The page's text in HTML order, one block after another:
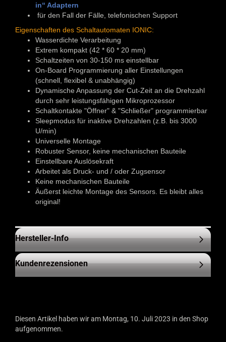
in“ Adaptern
für den Fall der Fälle, telefonischen Support
Eigenschaften des Schaltautomaten IONIC:
Wasserdichte Verarbeitung
Extrem kompakt (42 * 60 * 20 mm)
Schaltzeiten von 30-150 ms einstellbar
On-Board Programmierung aller Einstellungen
(schnell, flexibel & unabhängig)
Dynamische Anpassung der Cut-Zeit an die Drehzahl
durch sehr leistungsfähigen Mikroprozessor
Schaltkontakte "Öffner" & "Schließer" programmierbar
Sleepmodus für inaktive Drehzahlen (z.B. bis 3000
U/min)
Universelle Montage
Robuster Sensor, keine mechanischen Bauteile
Einstellbare Auslösekraft
Arbeitet als Druck- und / oder Zugsensor
Keine mechanischen Bauteile
Äußerst leichte Montage des Sensors. Es bleibt alles
original!
Hersteller-Info
Kundenrezensionen
Diesen Artikel haben wir am Montag, 10. Juli 2023 in den Shop
aufgenommen.